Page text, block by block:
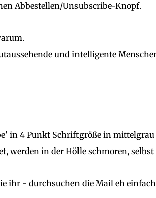
Abbestellen/Unsubscribe-Knopf.
und intelligente
in 4 Punkt Schriftgröße in mittelgrau
werden in der Hölle schmoren,
ihr - durchsuchen die Mail eh